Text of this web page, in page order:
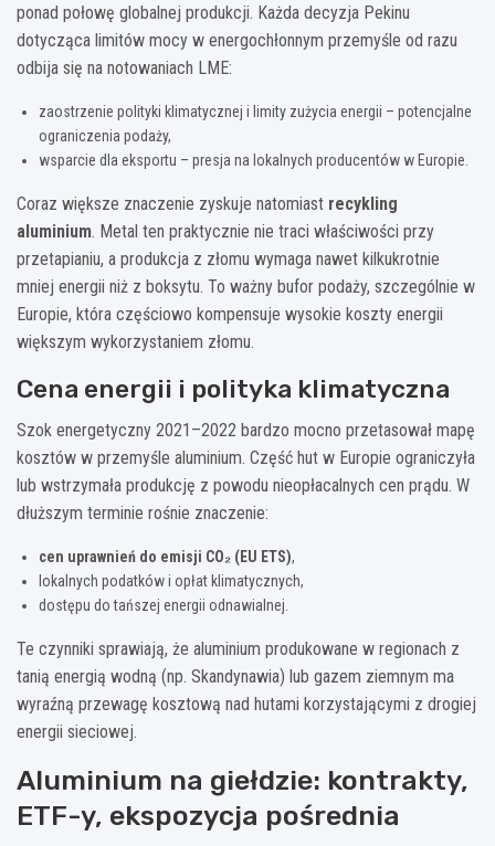
ponad połowę globalnej produkcji. Każda decyzja Pekinu
dotycząca limitów mocy w energochłonnym przemyśle od razu
odbija się na notowaniach LME:
zaostrzenie polityki klimatycznej i limity zużycia energii – potencjalne
ograniczenia podaży,
wsparcie dla eksportu – presja na lokalnych producentów w Europie.
Coraz większe znaczenie zyskuje natomiast recykling
aluminium. Metal ten praktycznie nie traci właściwości przy
przetapianiu, a produkcja z złomu wymaga nawet kilkukrotnie
mniej energii niż z boksytu. To ważny bufor podaży, szczególnie w
Europie, która częściowo kompensuje wysokie koszty energii
większym wykorzystaniem złomu.
Cena energii i polityka klimatyczna
Szok energetyczny 2021–2022 bardzo mocno przetasował mapę
kosztów w przemyśle aluminium. Część hut w Europie ograniczyła
lub wstrzymała produkcję z powodu nieopłacalnych cen prądu. W
dłuższym terminie rośnie znaczenie:
cen uprawnień do emisji CO₂ (EU ETS),
lokalnych podatków i opłat klimatycznych,
dostępu do tańszej energii odnawialnej.
Te czynniki sprawiają, że aluminium produkowane w regionach z
tanią energią wodną (np. Skandynawia) lub gazem ziemnym ma
wyraźną przewagę kosztową nad hutami korzystającymi z drogiej
energii sieciowej.
Aluminium na giełdzie: kontrakty,
ETF-y, ekspozycja pośrednia